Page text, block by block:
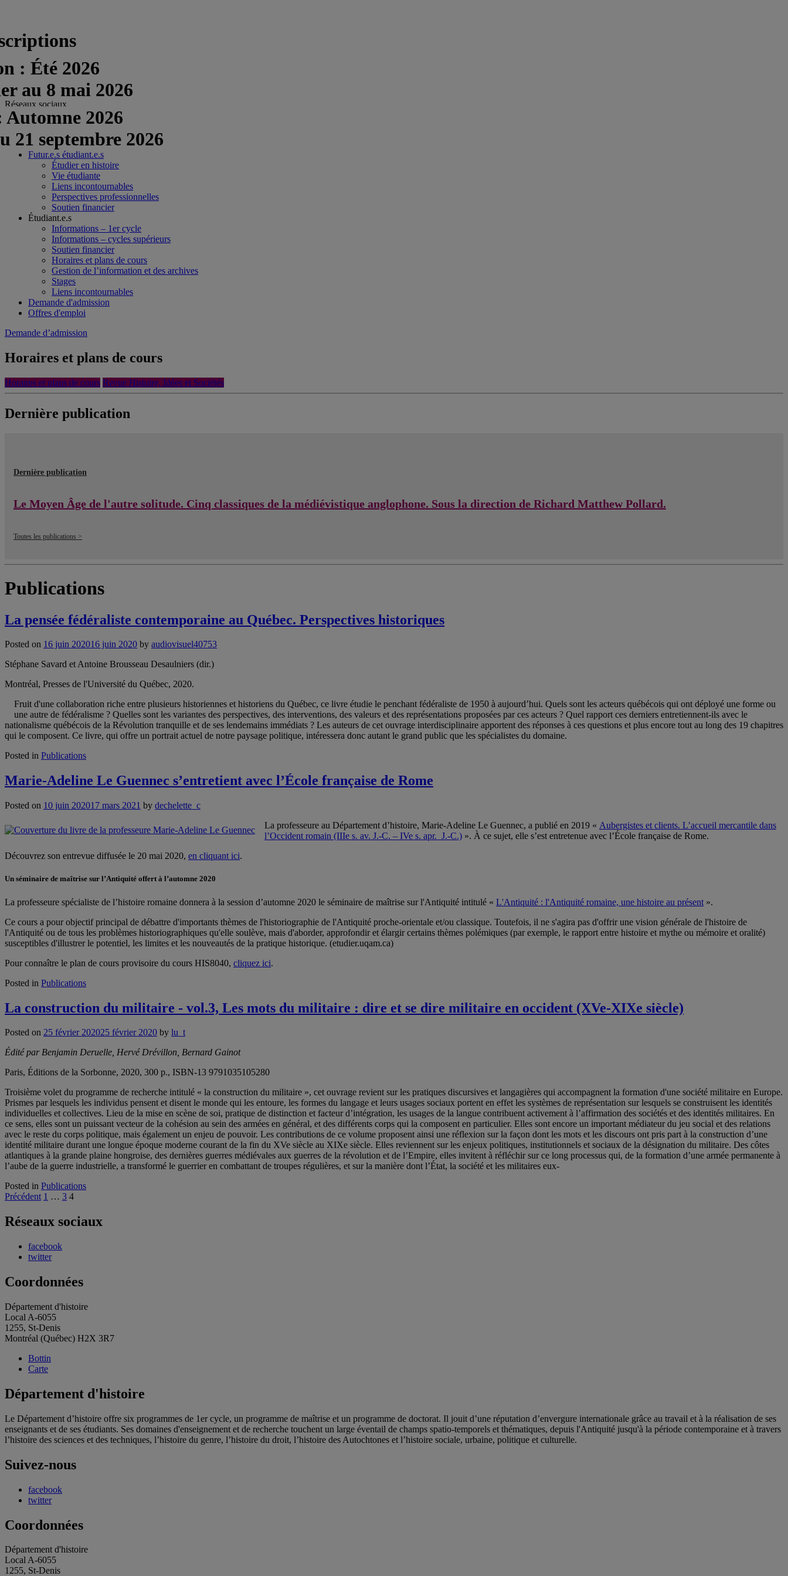
: Été 2026
au 8 mai 2026
Automne 2026
21 septembre 2026
Réseaux sociaux
facebook
twitter
Futur.e.s étudiant.e.s
Étudier en histoire
Vie étudiante
Liens incontournables
Perspectives professionnelles
Soutien financier
Étudiant.e.s
Informations – 1er cycle
Informations – cycles supérieurs
Soutien financier
Horaires et plans de cours
Gestion de l’information et des archives
Stages
Liens incontournables
Demande d'admission
Offres d'emploi
Demande d’admission
Horaires et plans de cours
Horaires et plans de cours Revue Histoire, Idées et Sociétés
Dernière publication
Dernière publication
Le Moyen Âge de l'autre solitude. Cinq classiques de la médiévistique anglophone. Sous la direction de Richard Matthew Pollard.
Toutes les publications >
Publications
La pensée fédéraliste contemporaine au Québec. Perspectives historiques
Posted on 16 juin 202016 juin 2020 by audiovisuel40753
Stéphane Savard et Antoine Brousseau Desaulniers (dir.)
Montréal, Presses de l'Université du Québec, 2020.
Fruit d'une collaboration riche entre plusieurs historiennes et historiens du Québec, ce livre étudie le penchant fédéraliste de 1950 à aujourd’hui. Quels sont les acteurs québécois qui ont déployé une forme ou
une autre de fédéralisme ? Quelles sont les variantes des perspectives, des interventions, des valeurs et des représentations proposées par ces acteurs ? Quel rapport ces derniers entretiennent-ils avec le
nationalisme québécois de la Révolution tranquille et de ses lendemains immédiats ? Les auteurs de cet ouvrage interdisciplinaire apportent des réponses à ces questions et plus encore tout au long des 19 chapitres
qui le composent. Ce livre, qui offre un portrait actuel de notre paysage politique, intéressera donc autant le grand public que les spécialistes du domaine.
Posted in Publications
Marie-Adeline Le Guennec s’entretient avec l’École française de Rome
Posted on 10 juin 202017 mars 2021 by dechelette_c
La professeure au Département d’histoire, Marie-Adeline Le Guennec, a publié en 2019 « Aubergistes et clients. L’accueil mercantile dans
l’Occident romain (IIIe s. av. J.-C. – IVe s. apr. J.-C.) ». À ce sujet, elle s’est entretenue avec l’École française de Rome.
Découvrez son entrevue diffusée le 20 mai 2020, en cliquant ici.
Un séminaire de maîtrise sur l’Antiquité offert à l’automne 2020
La professeure spécialiste de l’histoire romaine donnera à la session d’automne 2020 le séminaire de maîtrise sur l'Antiquité intitulé « L'Antiquité : l'Antiquité romaine, une histoire au présent ».
Ce cours a pour objectif principal de débattre d'importants thèmes de l'historiographie de l'Antiquité proche-orientale et/ou classique. Toutefois, il ne s'agira pas d'offrir une vision générale de l'histoire de
l'Antiquité ou de tous les problèmes historiographiques qu'elle soulève, mais d'aborder, approfondir et élargir certains thèmes polémiques (par exemple, le rapport entre histoire et mythe ou mémoire et oralité)
susceptibles d'illustrer le potentiel, les limites et les nouveautés de la pratique historique. (etudier.uqam.ca)
Pour connaître le plan de cours provisoire du cours HIS8040, cliquez ici.
Posted in Publications
La construction du militaire - vol.3, Les mots du militaire : dire et se dire militaire en occident (XVe-XIXe siècle)
Posted on 25 février 202025 février 2020 by lu_t
Édité par Benjamin Deruelle, Hervé Drévillon, Bernard Gainot
Paris, Éditions de la Sorbonne, 2020, 300 p., ISBN-13 9791035105280
Troisième volet du programme de recherche intitulé « la construction du militaire », cet ouvrage revient sur les pratiques discursives et langagières qui accompagnent la formation d'une société militaire en Europe.
Prismes par lesquels les individus pensent et disent le monde qui les entoure, les formes du langage et leurs usages sociaux portent en effet les systèmes de représentation sur lesquels se construisent les identités
individuelles et collectives. Lieu de la mise en scène de soi, pratique de distinction et facteur d’intégration, les usages de la langue contribuent activement à l’affirmation des sociétés et des identités militaires. En
ce sens, elles sont un puissant vecteur de la cohésion au sein des armées en général, et des différents corps qui la composent en particulier. Elles sont encore un important médiateur du jeu social et des relations
avec le reste du corps politique, mais également un enjeu de pouvoir. Les contributions de ce volume proposent ainsi une réflexion sur la façon dont les mots et les discours ont pris part à la construction d’une
identité militaire durant une longue époque moderne courant de la fin du XVe siècle au XIXe siècle. Elles reviennent sur les enjeux politiques, institutionnels et sociaux de la désignation du militaire. Des côtes
atlantiques à la grande plaine hongroise, des dernières guerres médiévales aux guerres de la révolution et de l’Empire, elles invitent à réfléchir sur ce long processus qui, de la formation d’une armée permanente à
l’aube de la guerre industrielle, a transformé le guerrier en combattant de troupes régulières, et sur la manière dont l’État, la société et les militaires eux-
Posted in Publications
Pagination
des
publications
Précédent 1 … 3 4
Réseaux sociaux
facebook
twitter
Coordonnées
Département d'histoire
Local A-6055
1255, St-Denis
Montréal (Québec) H2X 3R7
Bottin
Carte
Département d'histoire
Le Département d’histoire offre six programmes de 1er cycle, un programme de maîtrise et un programme de doctorat. Il jouit d’une réputation d’envergure internationale grâce au travail et à la réalisation de ses
enseignants et de ses étudiants. Ses domaines d'enseignement et de recherche touchent un large éventail de champs spatio-temporels et thématiques, depuis l'Antiquité jusqu'à la période contemporaine et à travers
l’histoire des sciences et des techniques, l’histoire du genre, l’histoire du droit, l’histoire des Autochtones et l’histoire sociale, urbaine, politique et culturelle.
Suivez-nous
facebook
twitter
Coordonnées
Département d'histoire
Local A-6055
1255, St-Denis